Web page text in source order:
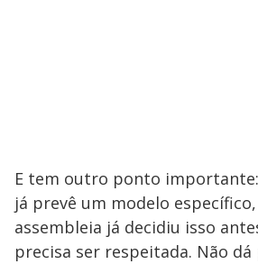
E tem outro ponto importante:
já prevê um modelo
assembleia já decidiu isso
precisa ser respeitada. Não